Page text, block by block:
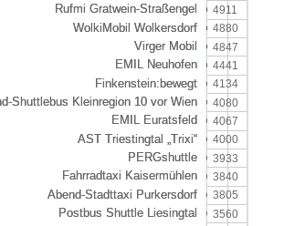
4911
4880
4847
4441
4134
4080
4067
4000
3933
3840
3805
3560